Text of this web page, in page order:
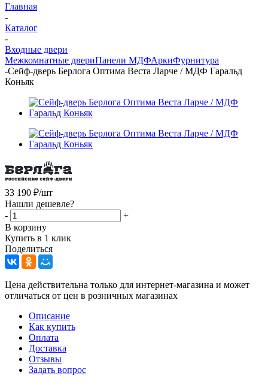
Главная
-
Каталог
-
Входные двери
Межкомнатные двериПанели МДФАркиФурнитура
-Сейф-дверь Берлога Оптима Веста Ларче / МДФ Гаральд
Коньяк
33 190 ₽/шт
Нашли дешевле?
-
+
В корзину
Купить в 1 клик
Поделиться
Цена действительна только для интернет-магазина и может
отличаться от цен в розничных магазинах
Описание
Как купить
Оплата
Доставка
Отзывы
Задать вопрос